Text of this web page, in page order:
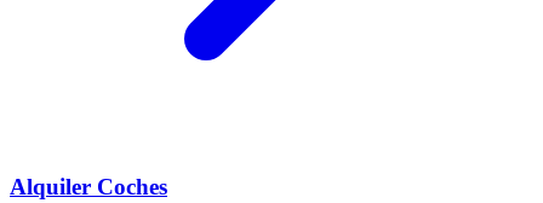
Alquiler Coches